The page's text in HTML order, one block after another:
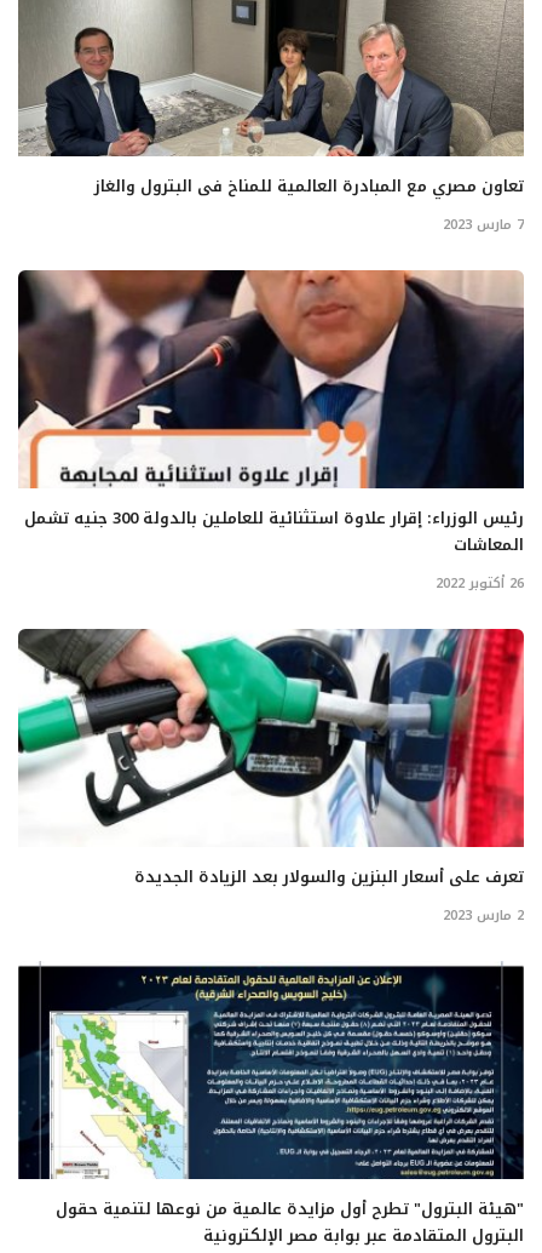
تعاون مصري مع المبادرة العالمية للمناخ فى البترول والغاز
7 مارس 2023
رئيس الوزراء: إقرار علاوة استثنائية للعاملين بالدولة 300 جنيه تشمل
المعاشات
26 أكتوبر 2022
تعرف على أسعار البنزين والسولار بعد الزيادة الجديدة
2 مارس 2023
"هيئة البترول" تطرح أول مزايدة عالمية من نوعها لتنمية حقول
البترول المتقادمة عبر بوابة مصر الإلكترونية